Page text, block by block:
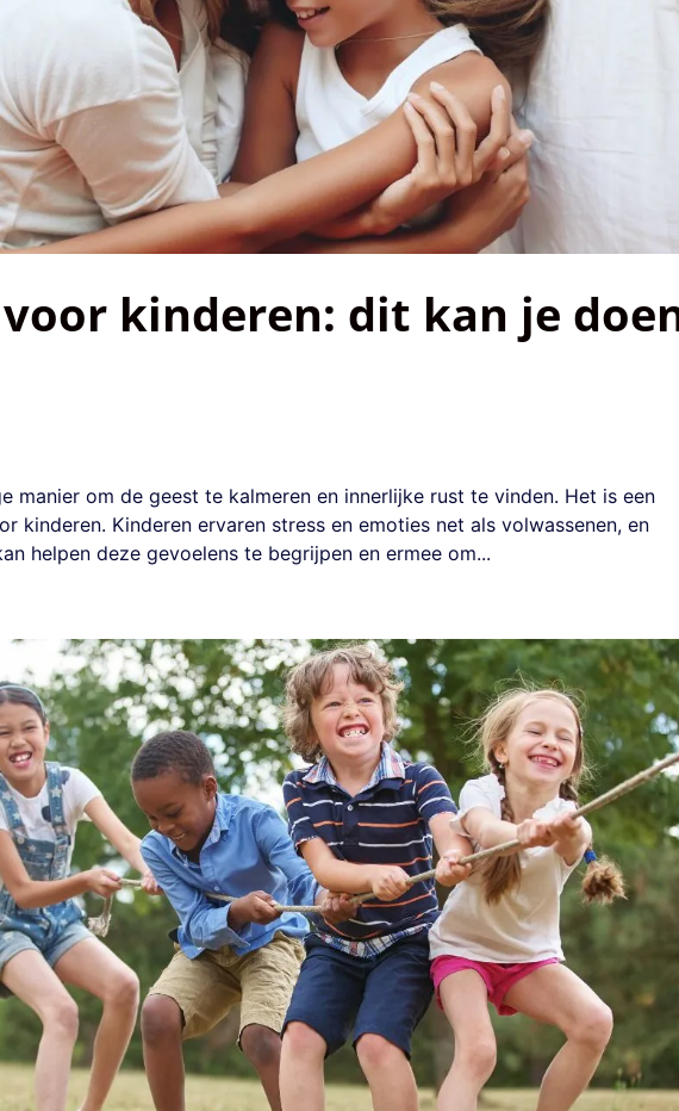
kinderen: dit kan je
manier om de geest te kalmeren en innerlijke rust te vinden. Het is een
kinderen. Kinderen ervaren stress en emoties net als volwassenen, en
helpen deze gevoelens te begrijpen en ermee om...